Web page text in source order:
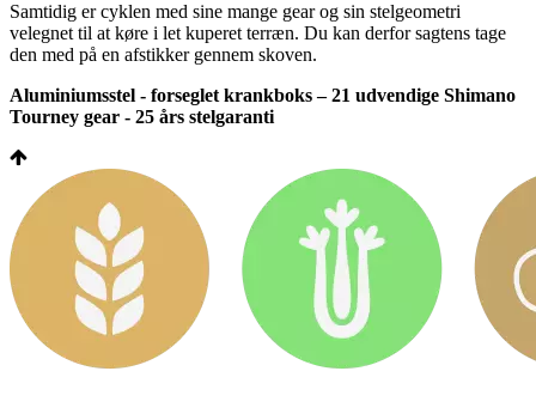
Samtidig er cyklen med sine mange gear og sin stelgeometri
velegnet til at køre i let kuperet terræn. Du kan derfor sagtens tage
den med på en afstikker gennem skoven.
Aluminiumsstel - forseglet krankboks – 21 udvendige Shimano
Tourney gear - 25 års stelgaranti